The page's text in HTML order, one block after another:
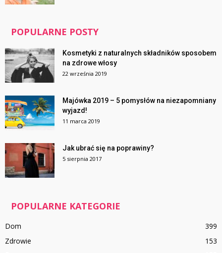
POPULARNE POSTY
Kosmetyki z naturalnych składników sposobem
na zdrowe włosy
22 września 2019
Majówka 2019 – 5 pomysłów na niezapomniany
wyjazd!
11 marca 2019
Jak ubrać się na poprawiny?
5 sierpnia 2017
POPULARNE KATEGORIE
Dom
399
Zdrowie
153